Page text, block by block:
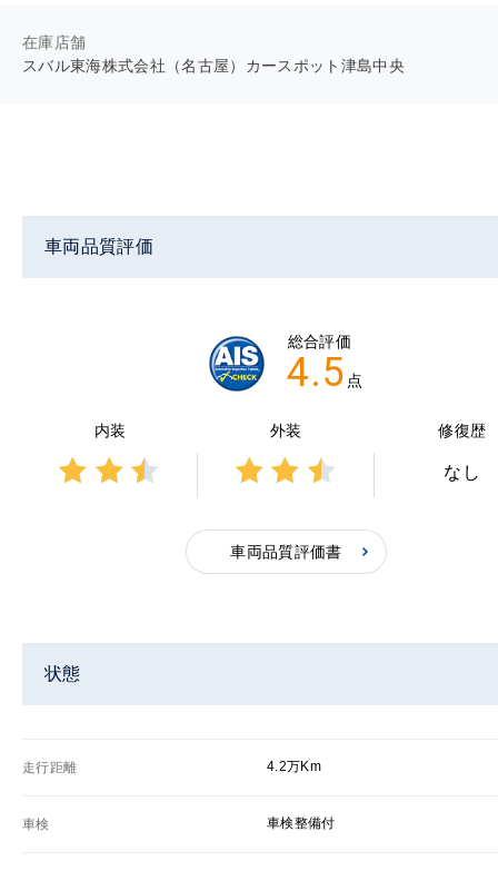
在庫店舗
スバル東海株式会社（名古屋）カースポット津島中央
車両品質評価
総合評価
4.5 点
内装 外装
2.5点
の評
修復歴
なし
車両品質評価書
状態
走行距離 4.2万Km
車検 車検整備付